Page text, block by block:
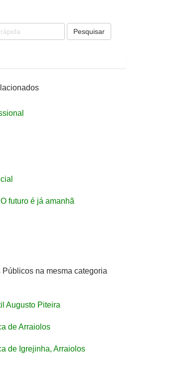
Pesquisar
futuro é já amanhã
Públicos na mesma categoria
Augusto Piteira
de Arraiolos
de Igrejinha, Arraiolos